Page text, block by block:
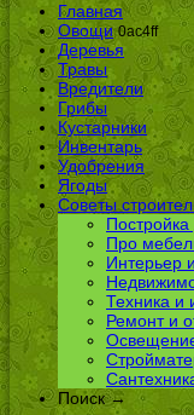
Главная
Овощи 0ac4ff
Деревья
Травы
Вредители
Грибы
Кустарники
Инвентарь
Удобрения
Ягоды
Советы
Про
Интерьер
Техника и
Ремонт и
Поиск →